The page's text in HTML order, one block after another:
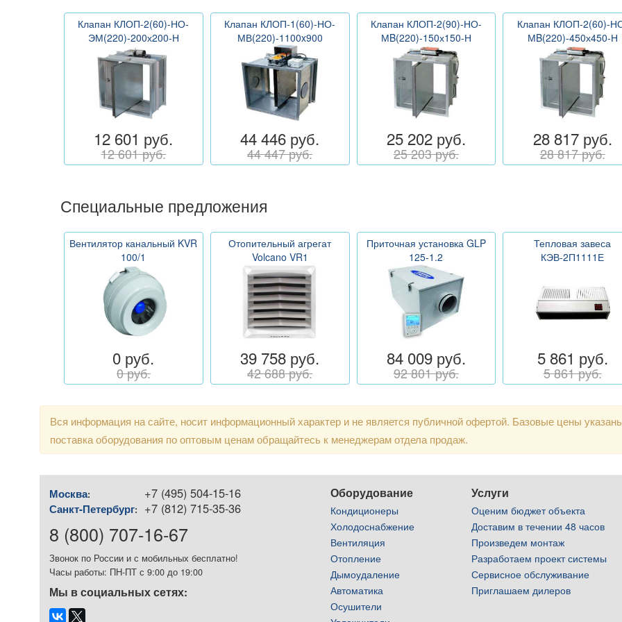
Клапан КЛОП-2(60)-НО-
ЭМ(220)-200х200-Н
12 601 руб.
12 601 руб.
Клапан КЛОП-1(60)-НО-
МВ(220)-1100x900
44 446 руб.
44 447 руб.
Клапан КЛОП-2(90)-НО-
МB(220)-150х150-Н
25 202 руб.
25 203 руб.
Клапан КЛОП-2(60)-
МB(220)-450х450-Н
28 817 руб.
28 817 руб.
Специальные предложения
Вентилятор канальный KVR
100/1
0 руб.
0 руб.
Отопительный агрегат
Volcano VR1
39 758 руб.
42 688 руб.
Приточная установка GLP
125-1.2
84 009 руб.
92 801 руб.
Тепловая завеса
КЭВ-2П1111Е
5 861 руб.
5 861 руб.
Вся информация на сайте, носит информационный характер и не является публичной офертой. Базовые цены
поставка оборудования по оптовым ценам обращайтесь к менеджерам отдела продаж.
Москва: +7 (495) 504-15-16
Санкт-Петербург: +7 (812) 715-35-36
8 (800) 707-16-67
Звонок по России и с мобильных бесплатно!
Часы работы: ПН-ПТ с 9:00 до 19:00
Мы в социальных сетях:
Оборудование
Кондиционеры
Холодоснабжение
Вентиляция
Отопление
Дымоудаление
Автоматика
Осушители
Услуги
Оценим бюджет объекта
Доставим в течении 48 часов
Произведем монтаж
Разработаем проект системы
Сервисное обслуживание
Приглашаем дилеров